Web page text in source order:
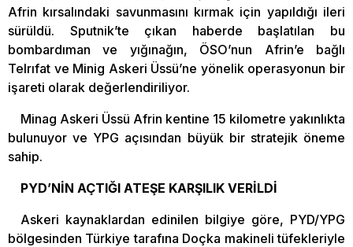
Afrin kırsalındaki savunmasını kırmak için yapıldığı ileri
sürüldü. Sputnik’te çıkan haberde başlatılan bu
bombardıman ve yığınağın, ÖSO’nun Afrin’e bağlı
Telrıfat ve Minig Askeri Üssü’ne yönelik operasyonun bir
işareti olarak değerlendiriliyor.
Minag Askeri Üssü Afrin kentine 15 kilometre yakınlıkta
bulunuyor ve YPG açısından büyük bir stratejik öneme
sahip.
PYD’NİN AÇTIĞI ATEŞE KARŞILIK VERİLDİ
Askeri kaynaklardan edinilen bilgiye göre, PYD/YPG
bölgesinden Türkiye tarafına Doçka makineli tüfekleriyle